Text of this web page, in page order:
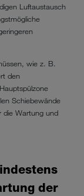
Luftaustausch
wie z. B.
den
Schiebewände
die Wartung und
der